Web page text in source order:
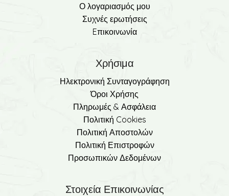
Ο λογαριασμός μου
Συχνές ερωτήσεις
Eπικοινωνία
Χρήσιμα
Ηλεκτρονική Συνταγογράφηση
Όροι Χρήσης
Πληρωμές & Ασφάλεια
Πολιτική Cookies
Πολιτική Αποστολών
Πολιτική Επιστροφών
Προσωπικών Δεδομένων
Στοιχεία Επικοινωνίας